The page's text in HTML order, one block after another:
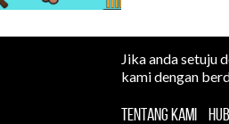
Jika anda setuju
kami dengan
TENTANG KAMI